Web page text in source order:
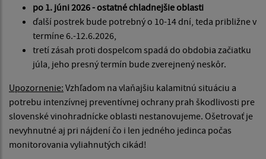
po 1. júni 2026 - ostatné chladnejšie oblasti
ďalší postrek bude potrebný o 10-14 dní, teda približne v
termíne 6.-12.6.2026,
tretí zásah proti dospelcom spadá do obdobia začiatku
júla, jeho presný termín bude zverejnený neskôr.
Upozornenie: Vzhľadom na vlaňajšiu kalamitnú situáciu a
potrebu intenzívnej preventívnej ochrany prah škodlivosti pre
slovenské vinohradnícke oblasti nestanovujeme. Ošetrovať je
nevyhnutné aj pri nájdení čo i len jedného jedinca počas
monitorovania vyliahnutých cikád!